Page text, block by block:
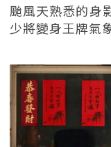
颱風天熟悉的身
少將變身王牌氣